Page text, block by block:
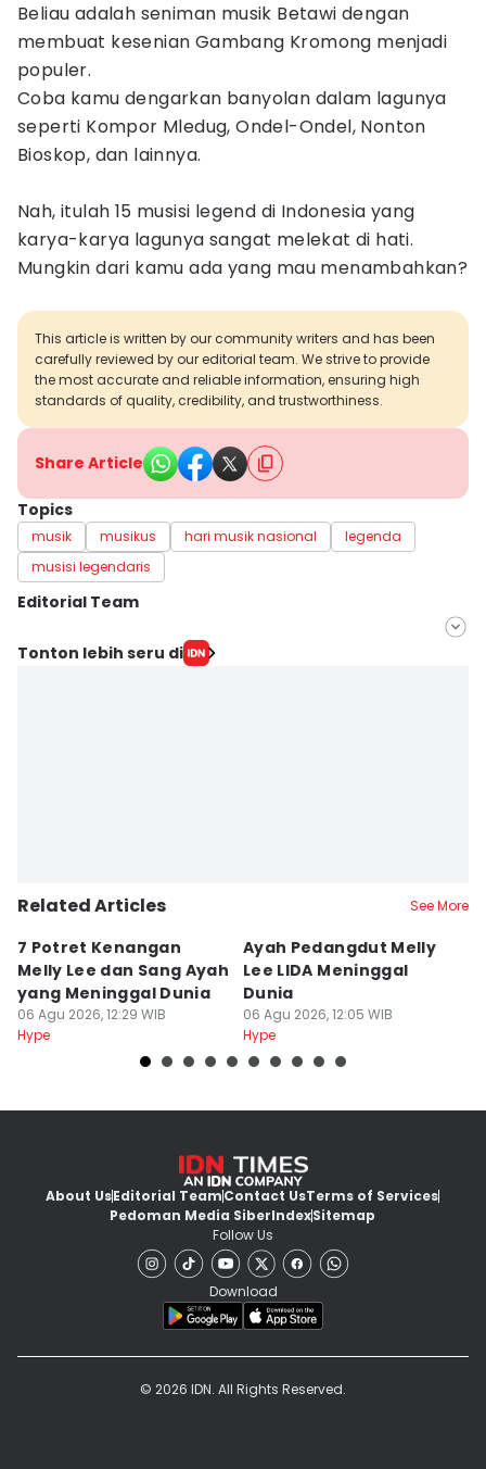
Beliau adalah seniman musik Betawi dengan
membuat kesenian Gambang Kromong menjadi
populer.
Coba kamu dengarkan banyolan dalam lagunya
seperti Kompor Mledug, Ondel-Ondel, Nonton
Bioskop, dan lainnya.
Nah, itulah 15 musisi legend di Indonesia yang
karya-karya lagunya sangat melekat di hati.
Mungkin dari kamu ada yang mau menambahkan?
This article is written by our community writers and has been
carefully reviewed by our editorial team. We strive to provide
the most accurate and reliable information, ensuring high
standards of quality, credibility, and trustworthiness.
Share Article
Topics
musik musikus hari musik nasional
legenda
musisi legendaris
Editorial Team
Editor
Tonton lebih seru di
Related Articles See More
7 Potret Kenangan
Melly Lee dan Sang Ayah
yang Meninggal Dunia
06 Agu 2026, 12:29 WIB
Hype
Ayah Pedangdut Melly
Lee LIDA Meninggal
Dunia
06 Agu 2026, 12:05 WIB
Hype
About UsEditorial TeamContact UsTerms of Services
Pedoman Media SiberIndexSitemap
Follow Us
Download
© 2026 IDN. All Rights Reserved.